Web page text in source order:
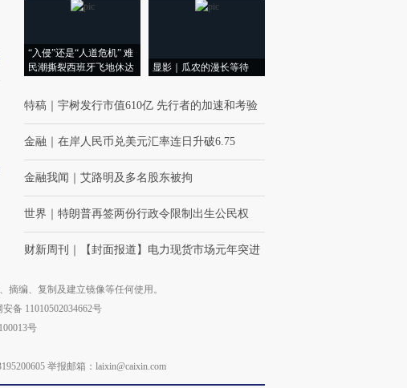
“入侵”还是“人道危机” 难
民潮撕裂西班牙飞地休达
显影｜瓜农的漫长等待
特稿 宇树发行市值610亿 先行者的加速和考验
金融 在岸人民币兑美元汇率连日升破6.75
金融我闻 艾路明及多名股东被拘
世界 特朗普再签两份行政令限制出生公民权
财新周刊 【封面报道】电力现货市场元年突进
编、复制及建立镜像等任何使用。
备 11010502034662号
号
举报邮箱：laixin@caixin.com